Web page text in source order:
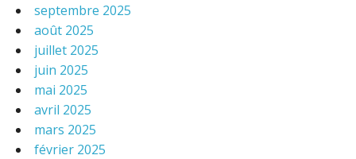
septembre 2025
août 2025
juillet 2025
juin 2025
mai 2025
avril 2025
mars 2025
février 2025